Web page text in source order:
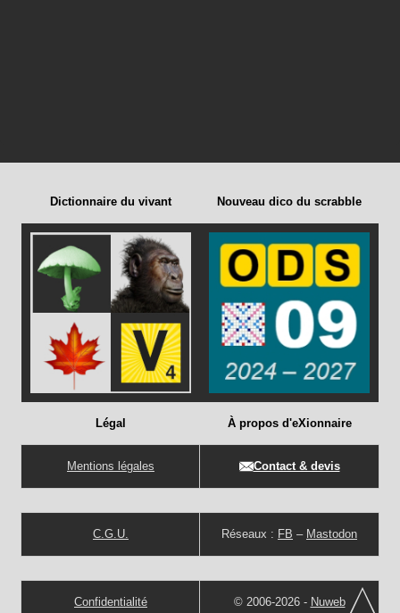
Dictionnaire du vivant Nouveau dico du scrabble
Légal
Mentions légales
C.G.U.
Confidentialité
À propos d'eXionnaire
Contact & devis
Réseaux : FB – Mastodon
© 2006-2026 - Nuweb